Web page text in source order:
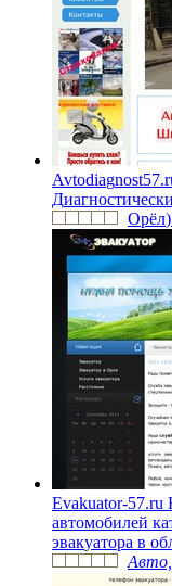
Avtodiagnost57.r
Диагностически
Орёл)
Evakuator-57.ru
автомобилей ка
эвакуатора в об
Авто,